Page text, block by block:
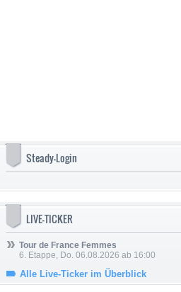
Steady-Login
LIVE-TICKER
Tour de France Femmes
6. Etappe, Do. 06.08.2026 ab 16:00
Alle Live-Ticker im Überblick